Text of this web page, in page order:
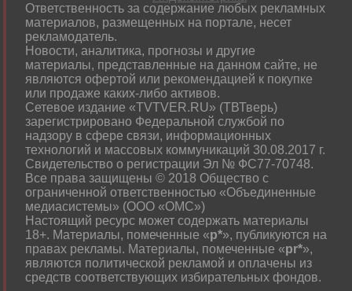
Ответственность за содержание любых рекламных
материалов, размещенных на портале, несет
рекламодатель.
Новости, аналитика, прогнозы и другие
материалы, представленные на данном сайте, не
являются офертой или рекомендацией к покупке
или продаже каких-либо активов.
Сетевое издание «TVTVER.RU» (ТВТверь)
зарегистрировано Федеральной службой по
надзору в сфере связи, информационных
технологий и массовых коммуникаций 30.08.2017 г.
Свидетельство о регистрации Эл № ФС77-70748.
Все права защищены © 2018 Общество с
ограниченной ответственностью «Объединенные
медиасистемы» (ООО «ОМС»)
Настоящий ресурс может содержать материалы
18+. Материалы, помеченные «р*», публикуются на
правах рекламы. Материалы, помеченные «рr*»,
являются политической рекламой и оплачены из
средств соответствующих избирательных фондов.